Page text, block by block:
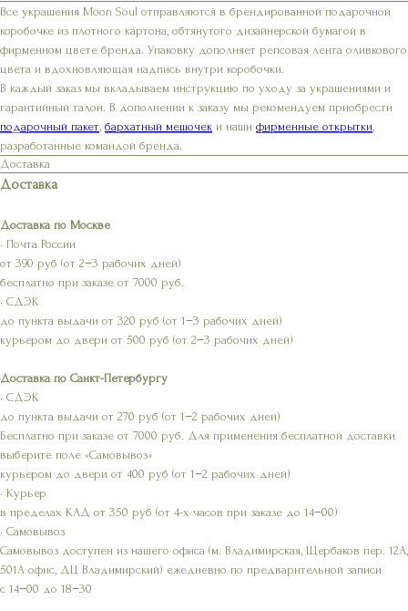
Все украшения Moon Soul отправляются в брендированной подарочной
коробочке из плотного картона, обтянутого дизайнерской бумагой в
фирменном цвете бренда. Упаковку дополняет репсовая лента оливкового
цвета и вдохновляющая надпись внутри коробочки.
В каждый заказ мы вкладываем инструкцию по уходу за украшениями и
гарантийный талон. В дополнении к заказу мы рекомендуем приобрести
подарочный пакет бархатный мешочек и наши фирменные открытки
разработанные командой бренда.
Доставка
Доставка
Доставка по Москве
• Почта России
от 390 руб (от 2−3 рабочих дней)
бесплатно при заказе от 7000 руб.
• СДЭК
до пункта выдачи от 320 руб (от 1−3 рабочих дней)
курьером до двери от 500 руб (от 2−3 рабочих дней)
Доставка по Санкт-Петербургу
• СДЭК
до пункта выдачи от 270 руб (от 1−2 рабочих дней)
Бесплатно при заказе от 7000 руб. Для применения бесплатной доставки
выберите поле «Самовывоз»
курьером до двери от 400 руб (от 1−2 рабочих дней)
• Курьер
в пределах КАД от 350 руб (от 4-х часов при заказе до 14−00)
• Самовывоз
Самовывоз доступен из нашего офиса (м. Владимирская, Щербаков пер. 12А,
501А офис, ДЦ Владимирский) ежедневно по предварительной записи
с 14−00 до 18−30